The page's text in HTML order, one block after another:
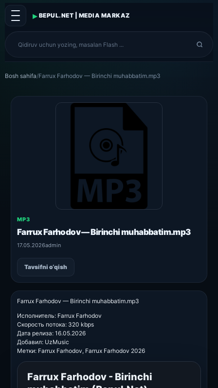
▸ BEPUL.NET | MEDIA MARKAZ
Bosh sahifa/Farrux Farhodov — Birinchi muhabbatim.mp3
MP3
Farrux Farhodov — Birinchi muhabbatim.mp3
17.05.2026admin
Tavsifni o‘qish
Farrux Farhodov — Birinchi muhabbatim.mp3
Исполнитель: Farrux Farhodov
Скорость потока: 320 kbps
Дата релиза: 16.05.2026
Добавил: UzMusic
Метки: Farrux Farhodov, Farrux Farhodov 2026
Farrux Farhodov - Birinchi